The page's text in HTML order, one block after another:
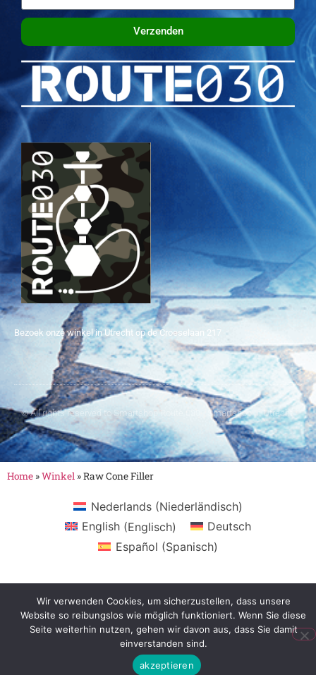
Verzenden
Bezoek onze winkel in Utrecht op de Croeselaan 217
© All rights reserved to Smartshop Route 030 - Smartshop in Utrecht
Home »Winkel »Raw Cone Filler
Nederlands(Niederländisch)
English (Englisch)
Deutsch
Español (Spanisch)
Wir verwenden Cookies, um sicherzustellen, dass unsere
Website so reibungslos wie möglich funktioniert. Wenn Sie diese
Seite weiterhin nutzen, gehen wir davon aus, dass Sie damit
einverstanden sind.
akzeptieren